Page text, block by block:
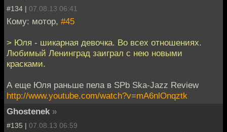
#134 | 07.08.13 06:41
Кому: мотор, #45
> Юля - шикарная девочка. Во всех отношениях.
Любимый Ленинград заиграл с нею новыми
красками.
А еще Юля раньше пела в SPb Ska-Jazz Review
http://www.youtube.com/watch?v=mA6nlOnqztk
Ghostenek »
#135 | 07.08.13 06:59